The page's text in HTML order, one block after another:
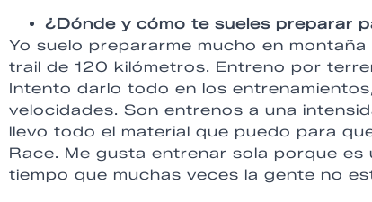
¿Dónde y cómo te sueles preparar
Yo suelo prepararme mucho en
trail de 120 kilómetros. Entreno por
Intento darlo todo en los
velocidades. Son entrenos a una
llevo todo el material que puedo para
Race. Me gusta entrenar sola porque
tiempo que muchas veces la gente no